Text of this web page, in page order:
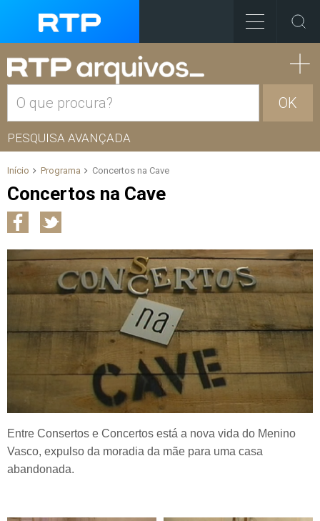
OK
PESQUISA AVANÇADA
Início Programa Concertos na Cave
Concertos na Cave
Entre Consertos e Concertos está a nova vida do Menino
Vasco, expulso da moradia da mãe para uma casa
abandonada.